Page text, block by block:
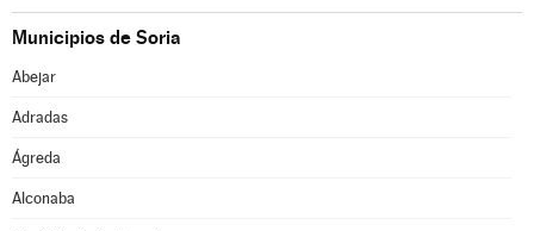
Municipios de Soria
Abejar
Adradas
Ágreda
Alconaba